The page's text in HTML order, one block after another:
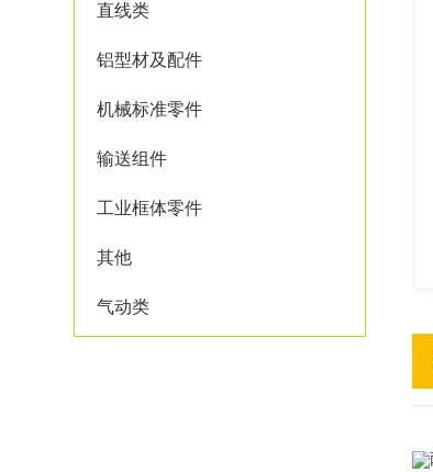
直线类
铝型材及配件
机械标准零件
输送组件
工业框体零件
其他
气动类